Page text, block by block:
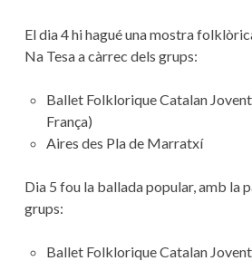
El dia 4 hi hagué una mostra
Na Tesa a càrrec dels grups:
Ballet Folklorique Catalan
França)
Aires des Pla de Marratxí
Dia 5 fou la ballada popular, amb la
grups:
Ballet Folklorique Catalan